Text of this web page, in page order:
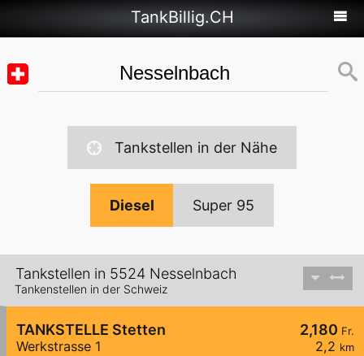
TankBillig.CH
Tankstellen in der Nähe
Diesel Super 95
Tankstellen in 5524 Nesselnbach
Tankenstellen in der Schweiz
2,180 Fr.
2,2 km
TANKSTELLE Stetten
Werkstrasse 1